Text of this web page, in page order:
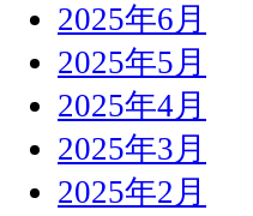
2025年6月
2025年5月
2025年4月
2025年3月
2025年2月